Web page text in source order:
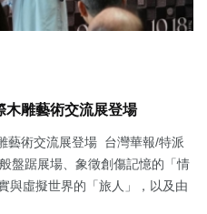
木雕藝術交流展登場
藝術交流展登場 台灣華報/特派
盤踞展場、象徵創傷記憶的「情
與虛擬世界的「旅人」，以及由